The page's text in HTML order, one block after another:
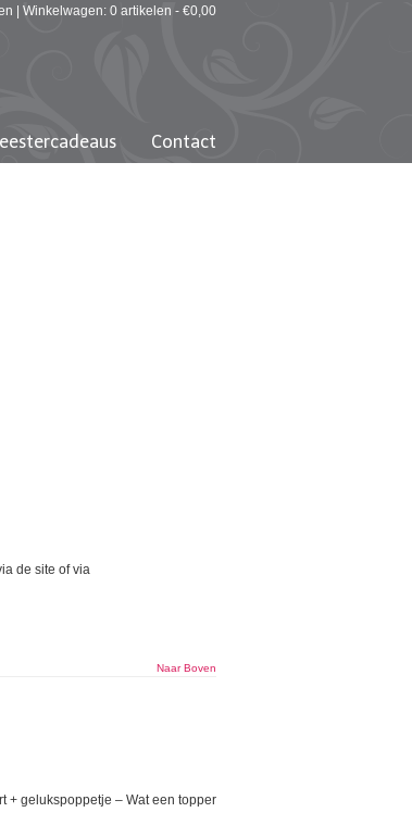
Winkelwagen: 0 artikelen - €0,00
Contact
de site of via
Naar Boven
+ gelukspoppetje – Wat een topper